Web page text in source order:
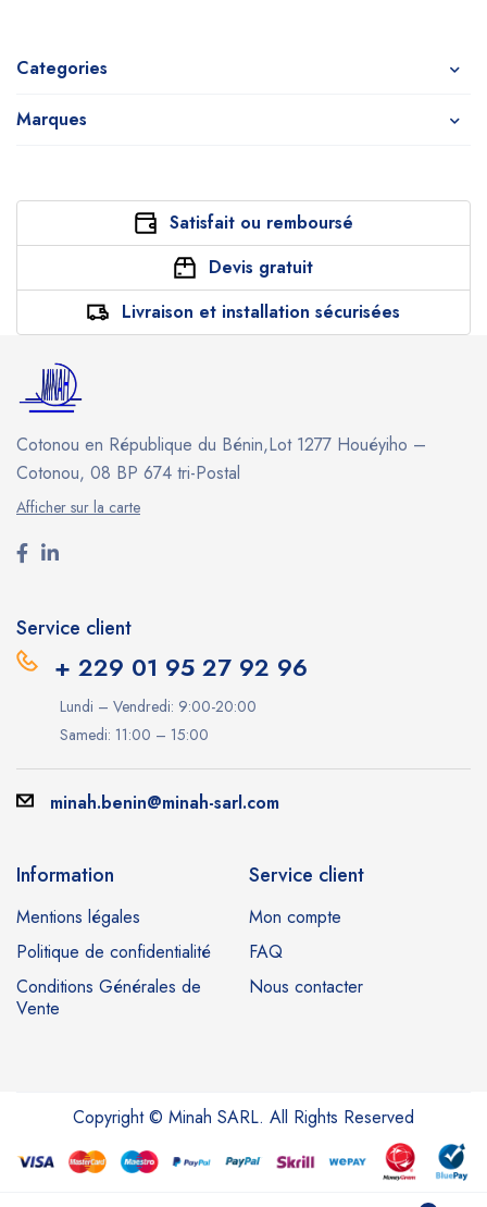
Categories
Marques
Satisfait ou remboursé
Devis gratuit
Livraison et installation sécurisées
Cotonou en République du Bénin,Lot 1277 Houéyiho –
Cotonou, 08 BP 674 tri-Postal
Afficher sur la carte
Service client
+ 229 01 95 27 92 96
Lundi – Vendredi: 9:00-20:00
Samedi: 11:00 – 15:00
minah.benin@minah-sarl.com
Information
Mentions légales
Politique de confidentialité
Conditions Générales de
Vente
Service client
Mon compte
FAQ
Nous contacter
Copyright © Minah SARL. All Rights Reserved